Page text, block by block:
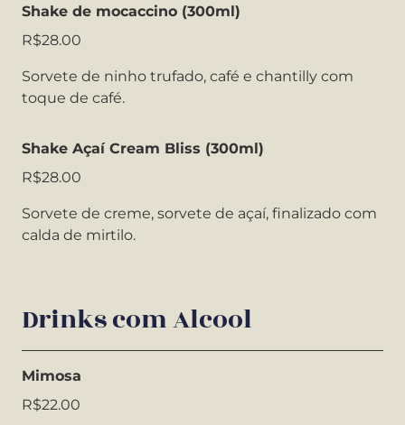
Shake de mocaccino (300ml)
R$28.00
Sorvete de ninho trufado, café e chantilly com
toque de café.
Shake Açaí Cream Bliss (300ml)
R$28.00
Sorvete de creme, sorvete de açaí, finalizado com
calda de mirtilo.
Drinks com Alcool
Mimosa
R$22.00